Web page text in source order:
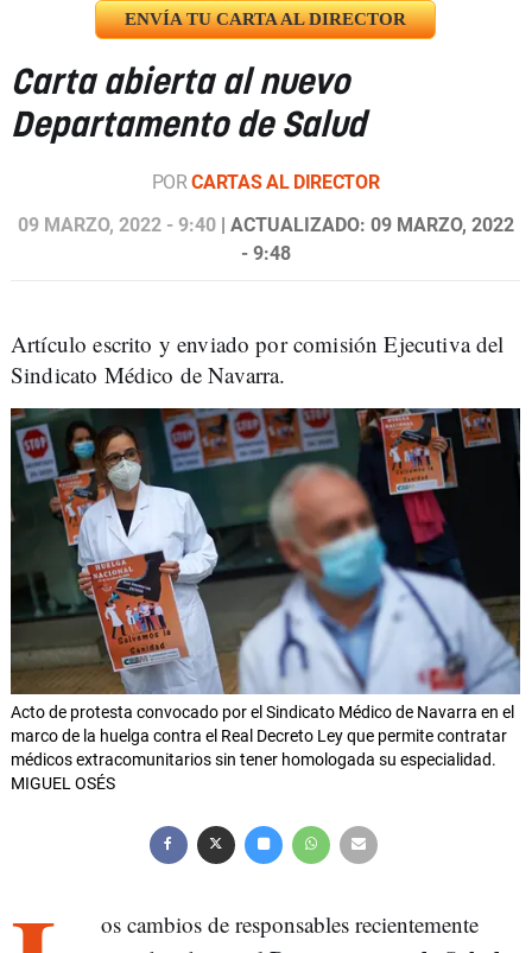
ENVÍA TU CARTA AL DIRECTOR
Carta abierta al nuevo
Departamento de Salud
PORCARTAS AL DIRECTOR
09 MARZO, 2022 - 9:40| ACTUALIZADO: 09 MARZO, 2022
- 9:48
Artículo escrito y enviado por comisión Ejecutiva del
Sindicato Médico de Navarra.
Acto de protesta convocado por el Sindicato Médico de Navarra en el
marco de la huelga contra el Real Decreto Ley que permite contratar
médicos extracomunitarios sin tener homologada su especialidad.
MIGUEL OSÉS
os cambios de responsables recientemente